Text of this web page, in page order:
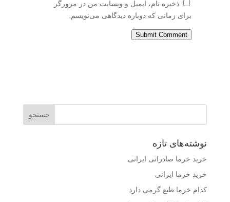
ذخیره نام، ایمیل و وبسایت من در مرورگر
برای زمانی که دوباره دیدگاهی می‌نویسم.
Submit Comment
نوشته‌های تازه
خرید خرما صادراتی ایرانی
خرید خرما ایرانی
کدام خرما طبع گرمی دارد